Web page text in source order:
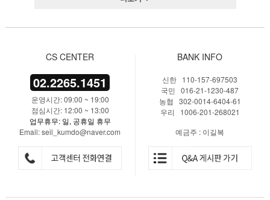
CS CENTER
02.2265.1451
운영시간: 09:00 ~ 19:00
점심시간: 12:00 ~ 13:00
업무휴무: 일, 공휴일 휴무
Email: seil_kumdo@naver.com
BANK INFO
신한 110-157-697503
국민 016-21-1230-487
농협 302-0014-6404-61
우리 1006-201-268021
예금주 : 이길복